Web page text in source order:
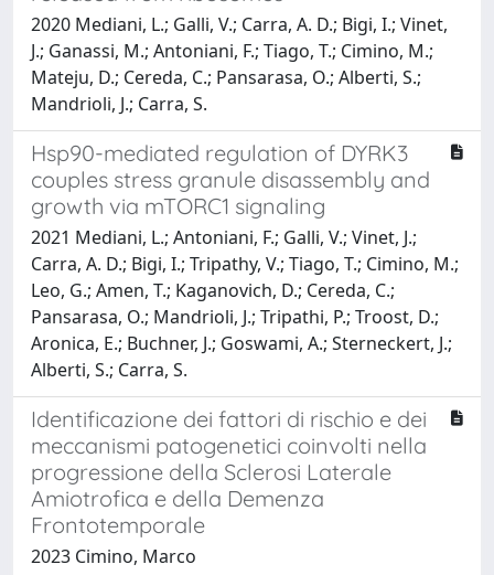
2020 Mediani, L.; Galli, V.; Carra, A. D.; Bigi, I.; Vinet,
J.; Ganassi, M.; Antoniani, F.; Tiago, T.; Cimino, M.;
Mateju, D.; Cereda, C.; Pansarasa, O.; Alberti, S.;
Mandrioli, J.; Carra, S.
Hsp90-mediated regulation of DYRK3
couples stress granule disassembly and
growth via mTORC1 signaling
2021 Mediani, L.; Antoniani, F.; Galli, V.; Vinet, J.;
Carra, A. D.; Bigi, I.; Tripathy, V.; Tiago, T.; Cimino, M.;
Leo, G.; Amen, T.; Kaganovich, D.; Cereda, C.;
Pansarasa, O.; Mandrioli, J.; Tripathi, P.; Troost, D.;
Aronica, E.; Buchner, J.; Goswami, A.; Sterneckert, J.;
Alberti, S.; Carra, S.
Identificazione dei fattori di rischio e dei
meccanismi patogenetici coinvolti nella
progressione della Sclerosi Laterale
Amiotrofica e della Demenza
Frontotemporale
2023 Cimino, Marco